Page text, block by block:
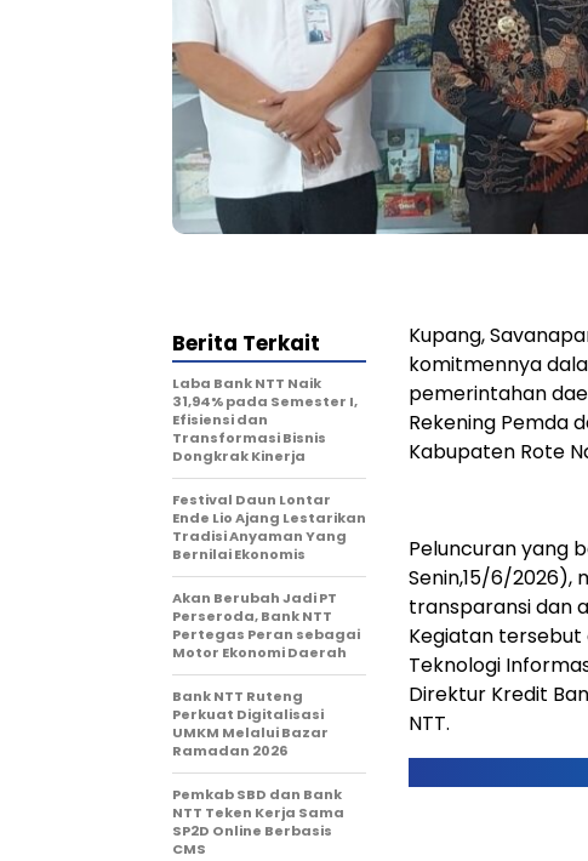
Kupang,
komitmennya
pemerintahan
Rekening Pemda
Kabupaten Rote
Peluncuran yang
Senin,15/6/2026),
transparansi dan
Kegiatan tersebut
Teknologi
Direktur Kredit
NTT.
Berita Terkait
Laba Bank NTT Naik
31,94% pada Semester I,
Efisiensi dan
Transformasi Bisnis
Dongkrak Kinerja
Festival Daun Lontar
Ende Lio Ajang Lestarikan
Tradisi Anyaman Yang
Bernilai Ekonomis
Akan Berubah Jadi PT
Perseroda, Bank NTT
Pertegas Peran sebagai
Motor Ekonomi Daerah
Bank NTT Ruteng
Perkuat Digitalisasi
UMKM Melalui Bazar
Ramadan 2026
Pemkab SBD dan Bank
NTT Teken Kerja Sama
SP2D Online Berbasis
CMS